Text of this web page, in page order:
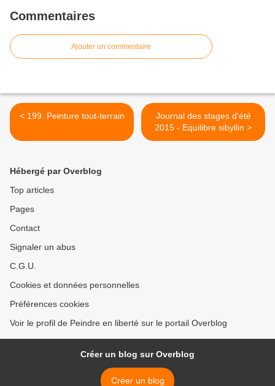
Commentaires
Ajouter un commentaire
< 199. Peinture tout-terrain
Journal des stages d'été
2015 - Equilibre sibyllin >
Hébergé par Overblog
Top articles
Pages
Contact
Signaler un abus
C.G.U.
Cookies et données personnelles
Préférences cookies
Voir le profil de Peindre en liberté sur le portail Overblog
Créer un blog sur Overblog
Créer un blog